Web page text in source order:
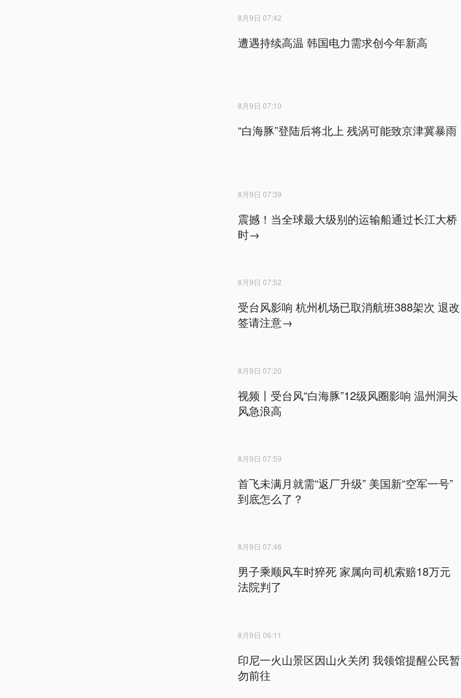
8月9日 07:42
遭遇持续高温 韩国电力需求创今年新高
8月9日 07:10
“白海豚”登陆后将北上 残涡可能致京津冀暴雨
8月9日 07:39
震撼！当全球最大级别的运输船通过长江大桥
时→
8月9日 07:52
受台风影响 杭州机场已取消航班388架次 退改
签请注意→
8月9日 07:20
视频丨受台风“白海豚”12级风圈影响 温州洞头
风急浪高
8月9日 07:59
首飞未满月就需“返厂升级” 美国新“空军一号”
到底怎么了？
8月9日 07:46
男子乘顺风车时猝死 家属向司机索赔18万元
法院判了
8月9日 06:11
印尼一火山景区因山火关闭 我领馆提醒公民暂
勿前往